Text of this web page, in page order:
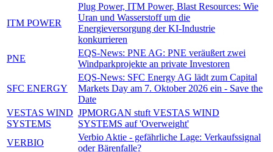
ITM POWER
Plug Power, ITM Power, Blast Resources: Wie
Uran und Wasserstoff um die
Energieversorgung der KI-Industrie
konkurrieren
PNE
EQS-News: PNE AG: PNE veräußert zwei
Windparkprojekte an private Investoren
SFC ENERGY
EQS-News: SFC Energy AG lädt zum Capital
Markets Day am 7. Oktober 2026 ein - Save the
Date
VESTAS WIND
SYSTEMS
JPMORGAN stuft VESTAS WIND
SYSTEMS auf 'Overweight'
VERBIO
Verbio Aktie - gefährliche Lage: Verkaufssignal
oder Bärenfalle?